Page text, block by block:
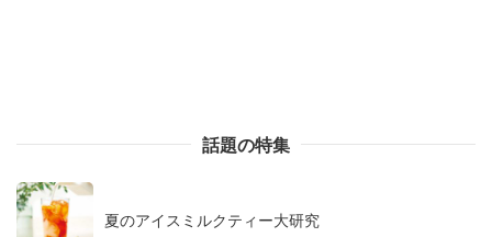
話題の特集
夏のアイスミルクティー大研究